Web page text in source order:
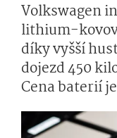
Volkswagen
lithium-
díky vyšší
dojezd 450
Cena baterií